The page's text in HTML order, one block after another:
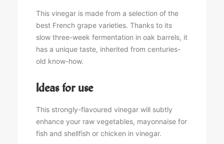
This vinegar is made from a selection of the
best French grape varieties. Thanks to its
slow three-week fermentation in oak barrels, it
has a unique taste, inherited from centuries-
old know-how.
Ideas for use
This strongly-flavoured vinegar will subtly
enhance your raw vegetables, mayonnaise for
fish and shellfish or chicken in vinegar.